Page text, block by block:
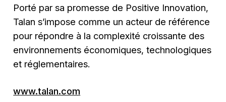
Porté par sa promesse de Positive Innovation,
Talan s’impose comme un acteur de référence
pour répondre à la complexité croissante des
environnements économiques, technologiques
et réglementaires.
www.talan.com